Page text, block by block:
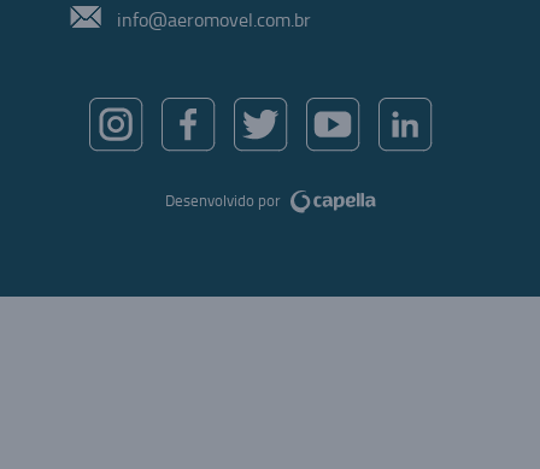
info@aeromovel.com.br
Desenvolvido por